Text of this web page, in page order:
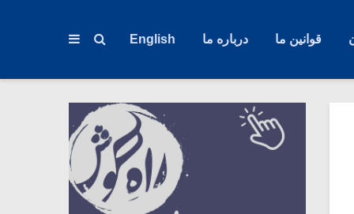
قوانین ما درباره ما English